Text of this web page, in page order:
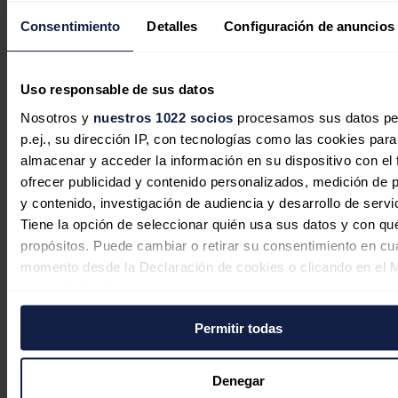
Consentimiento Detalles Configuración de anuncios
Uso responsable de sus datos
Nosotros y nuestros 1022 socios procesamos sus datos
p.ej., su dirección IP, con tecnologías como las cookies para
almacenar y acceder la información en su dispositivo con el
ofrecer publicidad y contenido personalizados, medición de
y contenido, investigación de audiencia y desarrollo de
Tiene la opción de seleccionar quién usa sus datos y con
propósitos. Puede cambiar o retirar su consentimiento en
momento desde la Declaración de cookies o clicando en el
Si lo permite, también quisiéramos:
Recopilar información sobre su ubicación geográfica
puede tener una precisión de varios metros
Permitir todas
Denegar
OPEP+ aumenta en otros 188.000
barriles diarios su oferta a partir de
Entrecanales celebra el apetito
inversor por Acciona Energía pero
mantiene que su venta es improbable
Magtel se adjudica el concurso del